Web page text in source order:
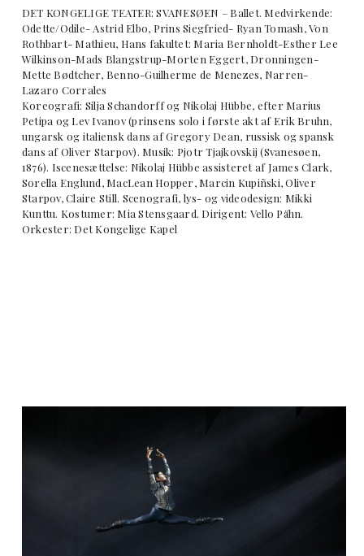
DET KONGELIGE TEATER: SVANESØEN – Ballet. Medvirkende:
Odette/Odile- Astrid Elbo, Prins Siegfried- Ryan Tomash, Von
Rothbart- Mathieu, Hans fakultet: Maria Bernholdt-Esther Lee
Wilkinson-Mads Blangstrup-Morten Eggert, Dronningen-
Mette Bødtcher, Benno-Guilherme de Menezes, Narren-
Lazaro Corrales
Koreografi: Silja Schandorff og Nikolaj Hübbe, efter Marius
Petipa og Lev Ivanov (prinsens solo i første akt af Erik Bruhn,
ungarsk og italiensk dans af Gregory Dean, russisk og spansk
dans af Oliver Starpov). Musik: Pjotr Tjajkovskij (Svanesøen,
1876). Iscenesættelse: Nikolaj Hübbe assisteret af James Clark,
Sorella Englund, MacLean Hopper, Marcin Kupiñski, Oliver
Starpov, Claire Still. Scenografi, lys- og videodesign: Mikki
Kunttu. Kostumer: Mia Stensgaard. Dirigent: Vello Pähn.
Orkester: Det Kongelige Kapel